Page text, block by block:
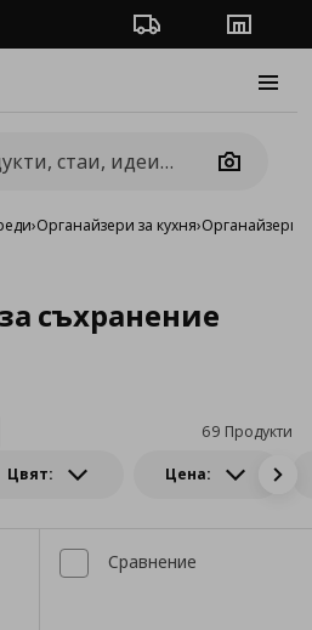
Проследяване на
Camera
›Органайзери за кухня›Органайзери
съхранение
Цвят: Цена:
69 Продукти
Сравнение